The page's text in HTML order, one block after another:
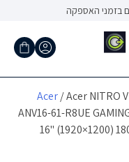
בזמני האספקה
Acer/ Acer NITRO
ANV16-61-R8UE
16" (1920×1200)